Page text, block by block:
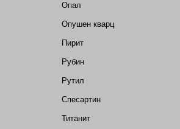
Опал
Опушен кварц
Пирит
Рубин
Рутил
Спесартин
Титанит